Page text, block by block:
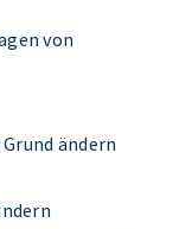
von
ändern